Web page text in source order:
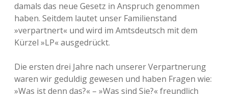
damals das neue Gesetz in Anspruch genommen
haben. Seitdem lautet unser Familienstand
»verpartnert« und wird im Amtsdeutsch mit dem
Kürzel »LP« ausgedrückt.
Die ersten drei Jahre nach unserer Verpartnerung
waren wir geduldig gewesen und haben Fragen wie:
»Was ist denn das?« – »Was sind Sie?« freundlich